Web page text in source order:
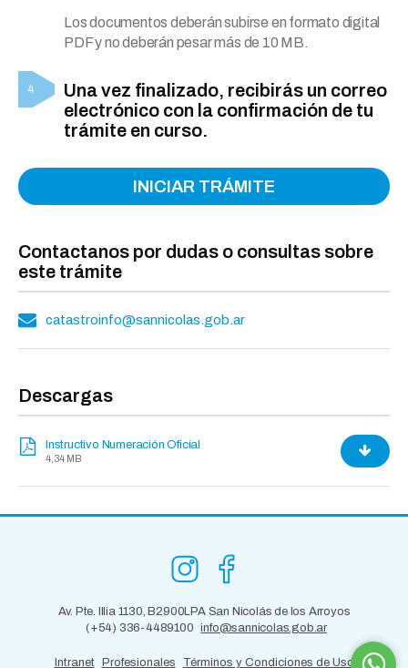
Los documentos deberán subirse en formato digital
PDF y no deberán pesar más de 10 MB.
Una vez finalizado, recibirás un correo
electrónico con la confirmación de tu
trámite en curso.
INICIAR TRÁMITE
Contactanos por dudas o consultas sobre
este trámite
catastroinfo@sannicolas.gob.ar
Descargas
Instructivo Numeración Oficial
4,34 MB
Av. Pte. Illia 1130, B2900LPA San Nicolás de los Arroyos
(+54) 336-4489100
info@sannicolas.gob.ar
Intranet Profesionales Términos y Condiciones de Uso